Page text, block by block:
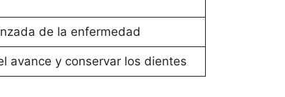
de la enfermedad
avance y conservar los dientes